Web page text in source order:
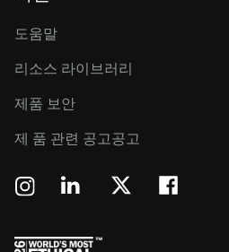
도움말
리소스 라이브러리
제품 보안
제 품 관련 공고공고